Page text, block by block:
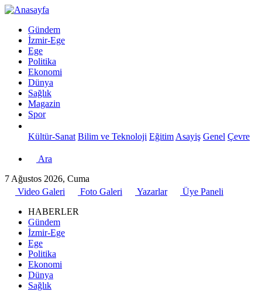
Gündem
İzmir-Ege
Ege
Politika
Ekonomi
Dünya
Sağlık
Magazin
Spor
Kültür-Sanat Bilim ve Teknoloji Eğitim Asayiş Genel Çevre
Ara
7 Ağustos 2026, Cuma
Video Galeri
Foto Galeri Yazarlar
Üye Paneli
HABERLER
Gündem
İzmir-Ege
Ege
Politika
Ekonomi
Dünya
Sağlık